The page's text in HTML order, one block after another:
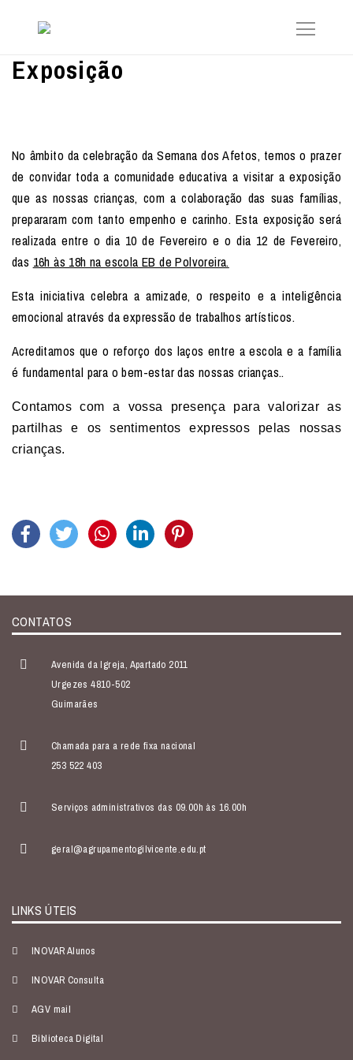
Exposição
No âmbito da celebração da Semana dos Afetos, temos o prazer
de convidar toda a comunidade educativa a visitar a exposição
que as nossas crianças, com a colaboração das suas famílias,
prepararam com tanto empenho e carinho. Esta exposição será
realizada entre o dia 10 de Fevereiro e o dia 12 de Fevereiro,
das 16h às 18h na escola EB de Polvoreira.
Esta iniciativa celebra a amizade, o respeito e a inteligência
emocional através da expressão de trabalhos artísticos.
Acreditamos que o reforço dos laços entre a escola e a família
é fundamental para o bem-estar das nossas crianças..
Contamos com a vossa presença para valorizar as
partilhas e os sentimentos expressos pelas nossas
crianças.
CONTATOS
Avenida da Igreja, Apartado 2011
Urgezes 4810-502
Guimarães
Chamada para a rede fixa nacional
253 522 403
Serviços administrativos das 09.00h às 16.00h
geral@agrupamentogilvicente.edu.pt
LINKS ÚTEIS
INOVAR Alunos
INOVAR Consulta
AGV mail
Biblioteca Digital